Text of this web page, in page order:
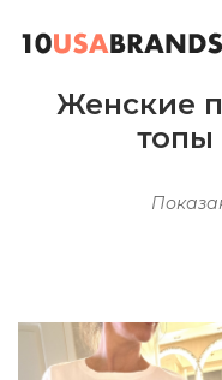
Женские
топы